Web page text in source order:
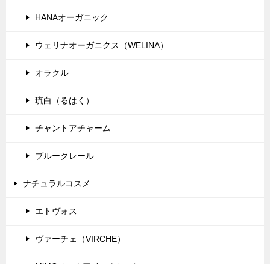
HANAオーガニック
ウェリナオーガニクス（WELINA）
オラクル
琉白（るはく）
チャントアチャーム
ブルークレール
ナチュラルコスメ
エトヴォス
ヴァーチェ（VIRCHE）